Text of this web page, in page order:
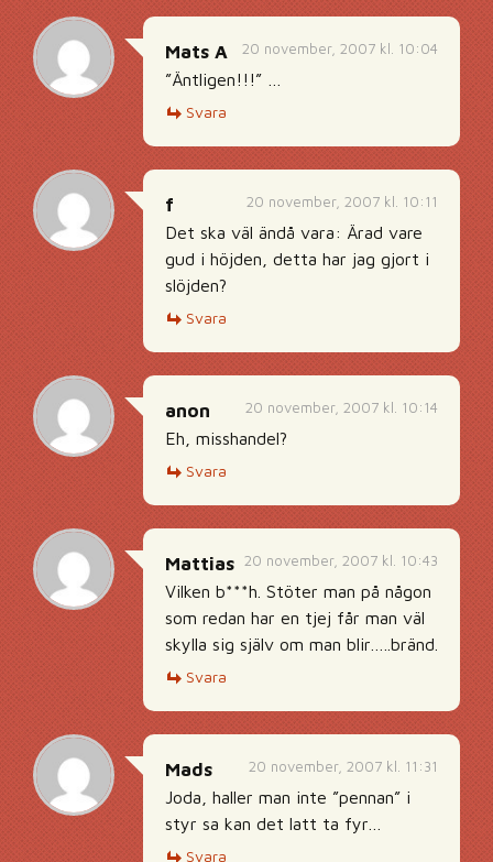
20 november, 2007 kl. 10:04
Mats A
”Äntligen!!!” …
Svara
20 november, 2007 kl. 10:11
f
Det ska väl ändå vara: Ärad vare
gud i höjden, detta har jag gjort i
slöjden?
Svara
20 november, 2007 kl. 10:14
anon
Eh, misshandel?
Svara
20 november, 2007 kl. 10:43
Mattias
Vilken b***h. Stöter man på någon
som redan har en tjej får man väl
skylla sig själv om man blir…..bränd.
Svara
20 november, 2007 kl. 11:31
Mads
Joda, haller man inte ”pennan” i
styr sa kan det latt ta fyr…
Svara